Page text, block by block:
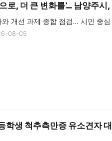
로, 더 큰 변화를’… 남양주
개선 과제 종합 점검… 시민 중
08-05
학생 척추측만증 유소견자